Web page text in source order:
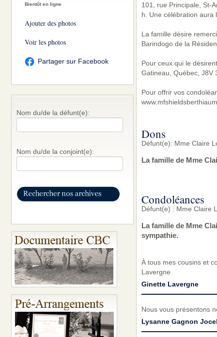
Bientôt en ligne
Ajouter des photos
Voir les photos
Partager sur Facebook
Nom du/de la défunt(e):
Nom du/de la conjoint(e):
101, rue Principale, St-
h. Une célébration aura
La famille désire
Barindogo de la
Pour ceux qui le
Gatineau, Québec, J8V
Pour offrir vos
Dons
Défunt(e): Mme Claire
La famille de Mme
Condoléances
Défunt(e) : Mme Claire
La famille de Mme
sympathie.
À tous mes cousins et
Lavergne
Ginette Lavergne
Nous vous présentons
Lysanne Gagnon